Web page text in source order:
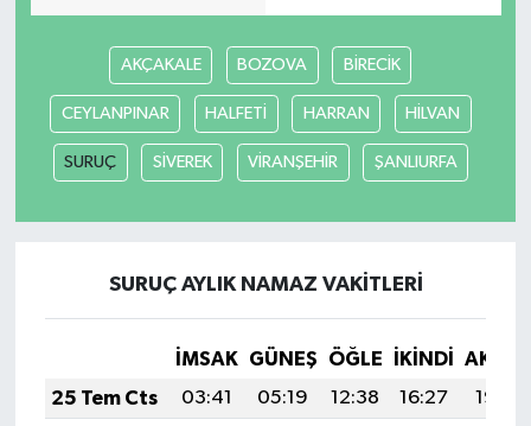
AKÇAKALE BOZOVA BİRECİK
CEYLANPINAR HALFETİ HARRAN HİLVAN
SURUÇ SİVEREK VİRANŞEHİR ŞANLIURFA
SURUÇ AYLIK NAMAZ VAKITLERI
İMSAK GÜNEŞ ÖĞLE İKINDI
25 Tem Cts
03:41 05:19 12:38 16:27
19:47